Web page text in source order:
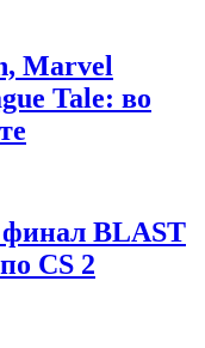
Marvel
Tale: во
BLAST
CS 2